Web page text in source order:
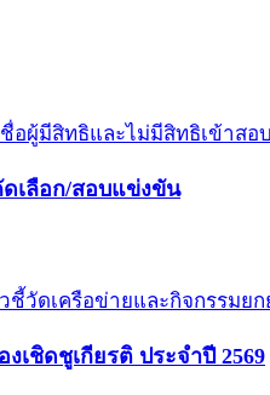
เลือก/สอบแข่งขัน
ชิดชูเกียรติ ประจำปี 2569